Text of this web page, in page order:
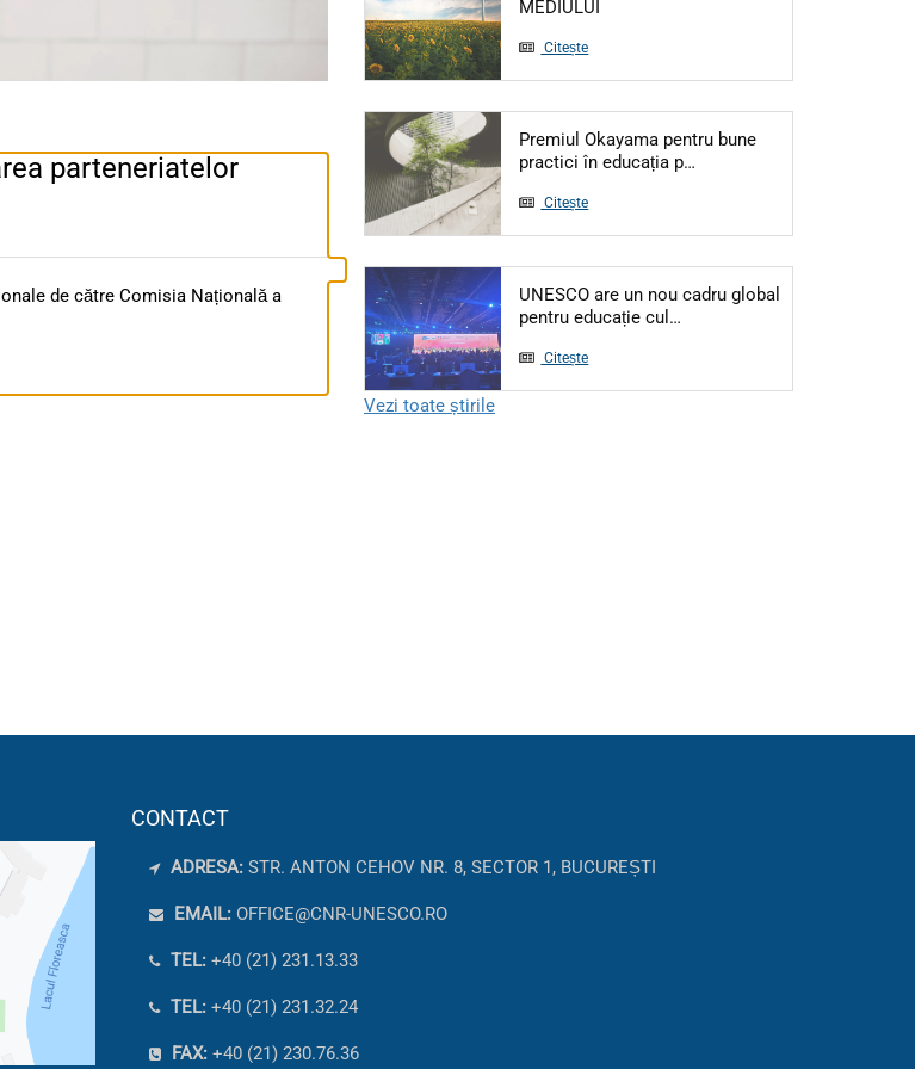
parteneriatelor
de către Comisia Națională a
MEDIULUI
Citește
Premiul Okayama pentru bune
practici în educația p…
Citește
UNESCO are un nou cadru global
pentru educație cul…
Citește
Vezi toate știrile
CONTACT
ADRESA: STR. ANTON CEHOV NR. 8, SECTOR 1, BUCUREȘTI
EMAIL: OFFICE@CNR-UNESCO.RO
TEL: +40 (21) 231.13.33
TEL: +40 (21) 231.32.24
FAX: +40 (21) 230.76.36